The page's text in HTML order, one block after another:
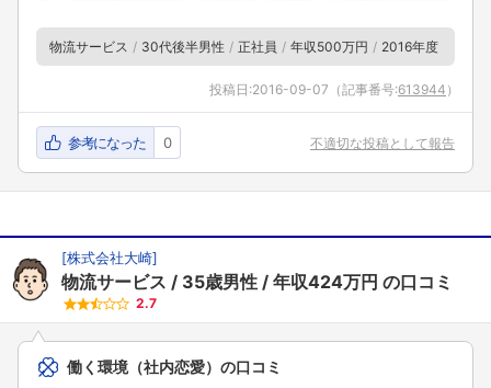
物流サービス 30代後半男性 正社員 年収500万円 2016年度
投稿日:2016-09-07 （記事番号:613944 ）
参考になった 0 不適切な投稿として報告
[株式会社大崎]
物流サービス 35歳男性 年収424万円 の口コミ
2.7
働く環境（社内恋愛）の口コミ